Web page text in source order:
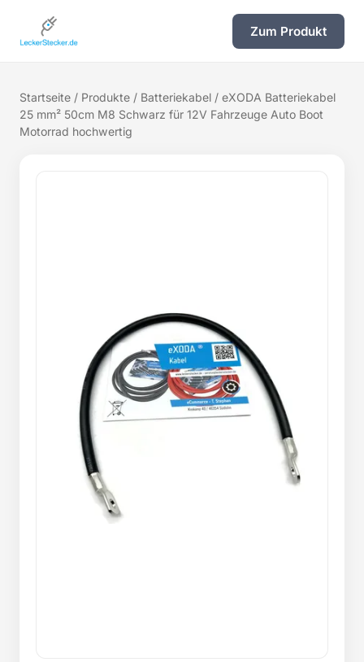
Zum Produkt
Startseite / Produkte / Batteriekabel / eXODA Batteriekabel
25 mm² 50cm M8 Schwarz für 12V Fahrzeuge Auto Boot
Motorrad hochwertig